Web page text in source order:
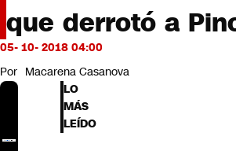
CNN tiempo
Futuro 360
que derrotó a
05- 10- 2018 04:00
Por Macarena Casanova
LO
MÁS
LEÍDO